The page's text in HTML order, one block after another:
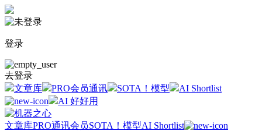
登录
去登录
文章库
PRO会员通讯 SOTA！模型
AI Shortlist
AI 好好用
文章库PRO通讯会员SOTA！模型AI Shortlist